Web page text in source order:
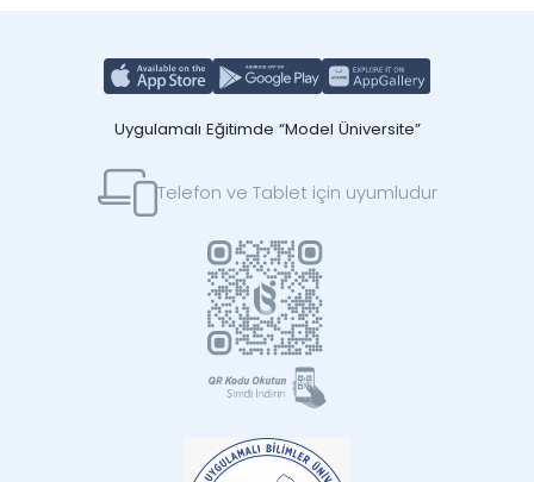
Uygulamalı Eğitimde “Model Üniversite”
Telefon ve Tablet için uyumludur